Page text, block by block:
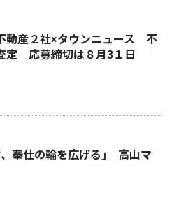
産２社×タウンニュース 不
定 応募締切は８月3１日
、奉仕の輪を広げる｣ 高山マ